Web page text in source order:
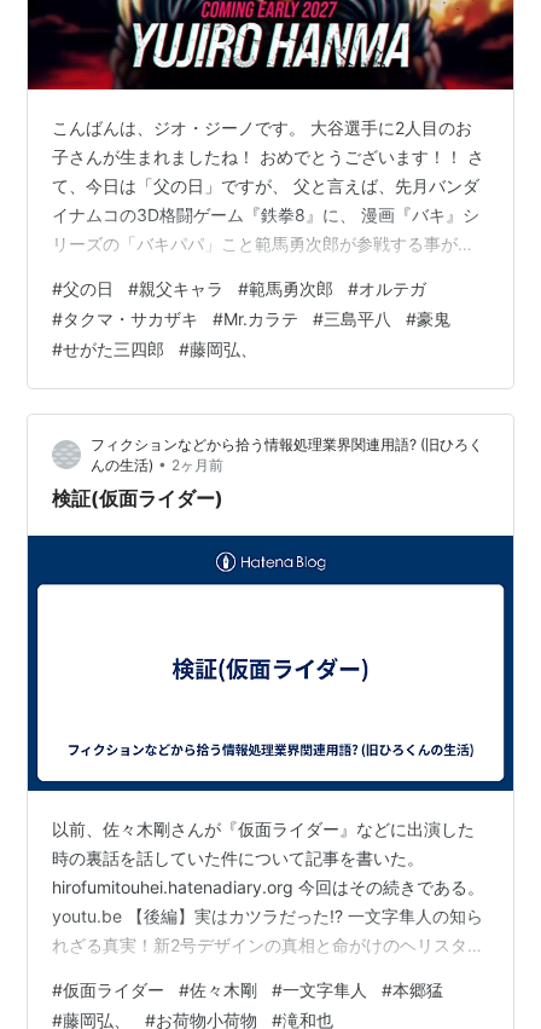
こんばんは、ジオ・ジーノです。 大谷選手に2人目のお
子さんが生まれましたね！ おめでとうございます！！ さ
て、今日は「父の日」ですが、 父と言えば、先月バンダ
イナムコの3D格闘ゲーム『鉄拳8』に、 漫画『バキ』シ
リーズの「バキパパ」こと範馬勇次郎が参戦する事が決
強の親父」について、 いろいろ語りたいと思いマッス
ル！ 範馬勇次郎、『鉄拳8』に参戦！
#父の日 #親父キャラ #範馬勇次郎 #オルテガ
#タクマ・サカザキ #Mr.カラテ #三島平八 #豪鬼
#せがた三四郎 #藤岡弘、
フィクションなどから拾う情報処理業界関連用語? (旧ひろく
んの生活) • 2ヶ月前
検証(仮面ライダー)
以前、佐々木剛さんが『仮面ライダー』などに出演した
時の裏話を話していた件について記事を書いた。
hirofumitouhei.hatenadiary.org 今回はその続きである。
youtu.be 【後編】実はカツラだった!? 一文字隼人の知ら
れざる真実！新2号デザインの真相と命がけのヘリスタン
おそらく聞き手が取り違えたのだろうが、微妙に間違い
#仮面ライダー #佐々木剛 #一文字隼人 #本郷猛
#藤岡弘、 #お荷物小荷物 #滝和也